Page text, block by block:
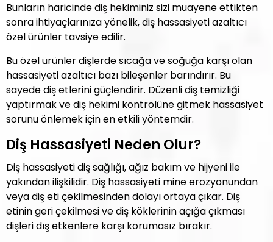
Bunların haricinde diş hekiminiz sizi muayene ettikten
sonra ihtiyaçlarınıza yönelik, diş hassasiyeti azaltıcı
özel ürünler tavsiye edilir.
Bu özel ürünler dişlerde sıcağa ve soğuğa karşı olan
hassasiyeti azaltıcı bazı bileşenler barındırır. Bu
sayede diş etlerini güçlendirir. Düzenli diş temizliği
yaptırmak ve diş hekimi kontrolüne gitmek hassasiyet
sorunu önlemek için en etkili yöntemdir.
Diş Hassasiyeti Neden Olur?
Diş hassasiyeti diş sağlığı, ağız bakım ve hijyeni ile
yakından ilişkilidir. Diş hassasiyeti mine erozyonundan
veya diş eti çekilmesinden dolayı ortaya çıkar. Diş
etinin geri çekilmesi ve diş köklerinin açığa çıkması
dişleri dış etkenlere karşı korumasız bırakır.